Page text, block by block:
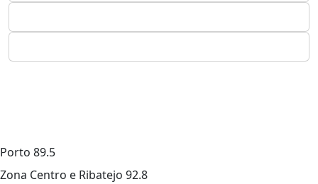
Porto 89.5
Zona Centro e Ribatejo 92.8